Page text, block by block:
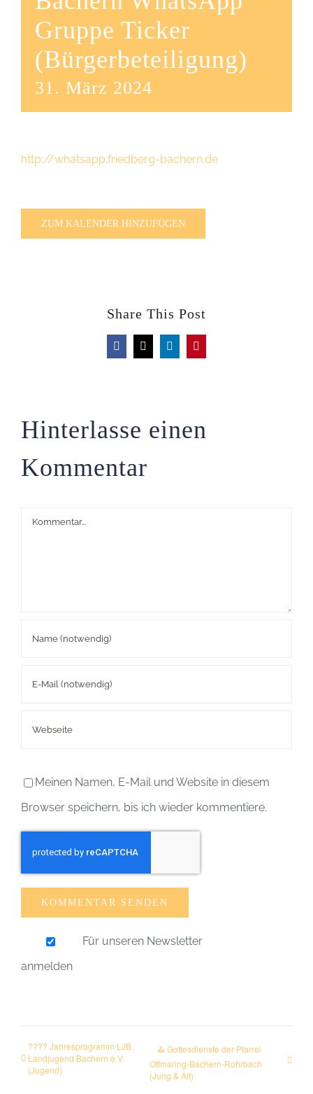
Gruppe Ticker
(Bürgerbeteiligung)
31. März 2024
http://whatsapp.friedberg-bachern.de
ZUM KALENDER HINZUFÜGEN
Share This Post
Facebook
X LinkedInPinterest
Hinterlasse einen
Kommentar
Kommentar
Meinen Namen, E-Mail und Website in diesem
Browser speichern, bis ich wieder kommentiere.
Für unseren Newsletter
anmelden
???? Jahresprogramm LJB
Landjugend Bachern e.V.
(Jugend)
⛪ Gottesdienste der Pfarrei
Ottmaring-Bachern-Rohrbach
(Jung & Alt)